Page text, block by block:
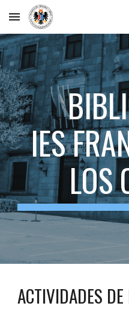
Skip to main content
IES
LOS
ACTIVIDADES